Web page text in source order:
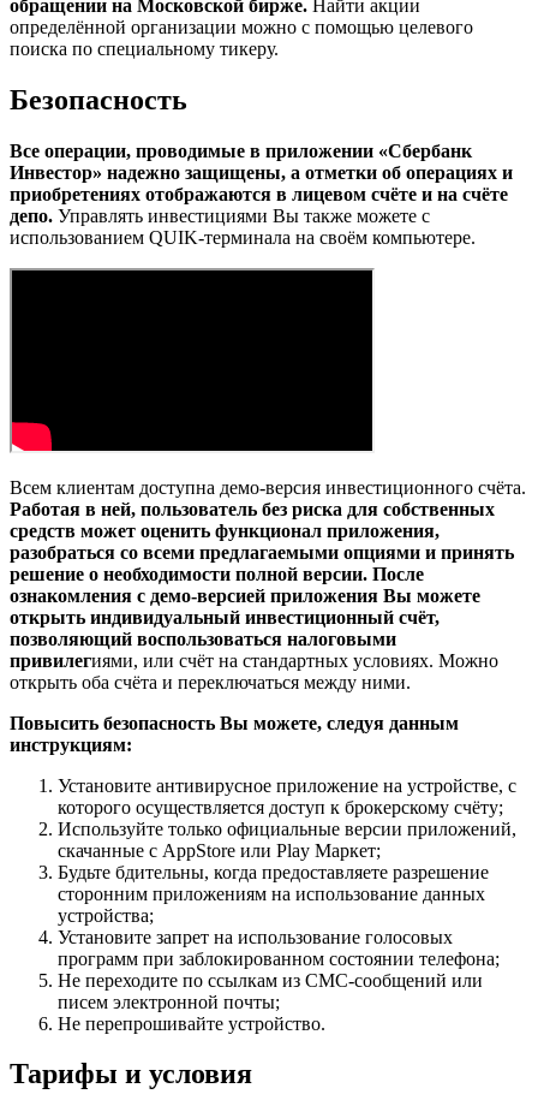
обращении на Московской бирже. Найти акции
определённой организации можно с помощью целевого
поиска по специальному тикеру.
Безопасность
Все операции, проводимые в приложении «Сбербанк
Инвестор» надежно защищены, а отметки об операциях и
приобретениях отображаются в лицевом счёте и на счёте
депо. Управлять инвестициями Вы также можете с
использованием QUIK-терминала на своём компьютере.
Всем клиентам доступна демо-версия инвестиционного счёта.
Работая в ней, пользователь без риска для собственных
средств может оценить функционал приложения,
разобраться со всеми предлагаемыми опциями и принять
решение о необходимости полной версии. После
ознакомления с демо-версией приложения Вы можете
открыть индивидуальный инвестиционный счёт,
позволяющий воспользоваться налоговыми
привилегиями, или счёт на стандартных условиях. Можно
открыть оба счёта и переключаться между ними.
Повысить безопасность Вы можете, следуя данным
инструкциям:
Установите антивирусное приложение на устройстве, с
которого осуществляется доступ к брокерскому счёту;
Используйте только официальные версии приложений,
скачанные с AppStore или Play Маркет;
Будьте бдительны, когда предоставляете разрешение
сторонним приложениям на использование данных
устройства;
Установите запрет на использование голосовых
программ при заблокированном состоянии телефона;
Не переходите по ссылкам из СМС-сообщений или
писем электронной почты;
Не перепрошивайте устройство.
Тарифы и условия